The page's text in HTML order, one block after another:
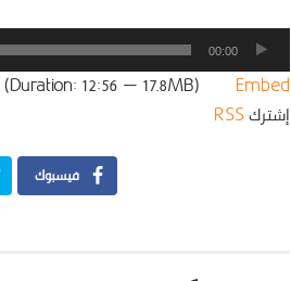
مشغل
الصوت
00:00
(Duration: 12:56 — 17.8MB) | Embed
إشتركRSS
فيسبوك